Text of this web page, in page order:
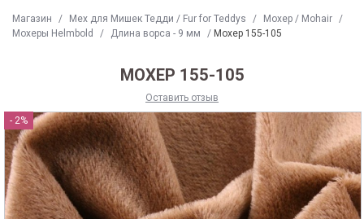
Магазин / Мех для Мишек Тедди / Fur for Teddys / Моxер / Mohair
/
Мохеры Helmbold
/ Длина ворса - 9 мм / Мохер 155-105
МОХЕР 155-105
Оставить отзыв
- 2%